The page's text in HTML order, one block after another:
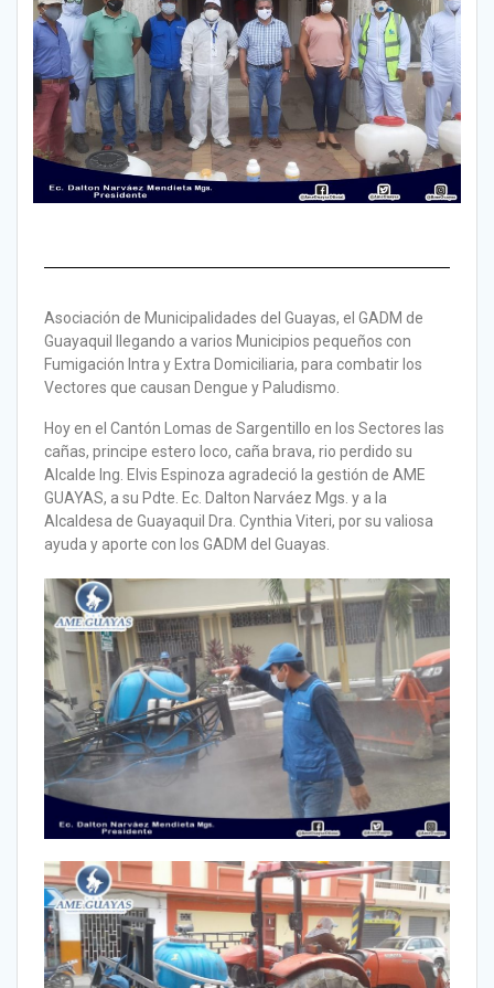
Asociación de Municipalidades del Guayas, el GADM de
Guayaquil llegando a varios Municipios pequeños con
Fumigación Intra y Extra Domiciliaria, para combatir los
Vectores que causan Dengue y Paludismo.
Hoy en el Cantón Lomas de Sargentillo en los Sectores las
cañas, principe estero loco, caña brava, rio perdido su
Alcalde Ing. Elvis Espinoza agradeció la gestión de AME
GUAYAS, a su Pdte. Ec. Dalton Narváez Mgs. y a la
Alcaldesa de Guayaquil Dra. Cynthia Viteri, por su valiosa
ayuda y aporte con los GADM del Guayas.